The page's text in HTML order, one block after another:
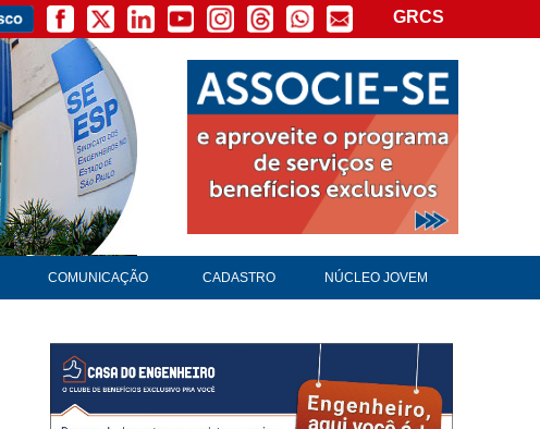
GRCS
COMUNICAÇÃO CADASTRO NÚCLEO JOVEM